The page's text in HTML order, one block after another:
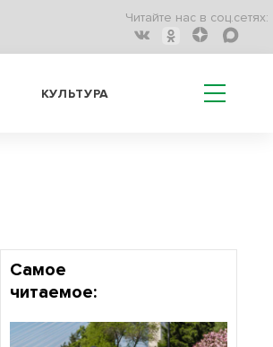
Читайте нас в соц.сетях:
КУЛЬТУРА
Самое
читаемое: